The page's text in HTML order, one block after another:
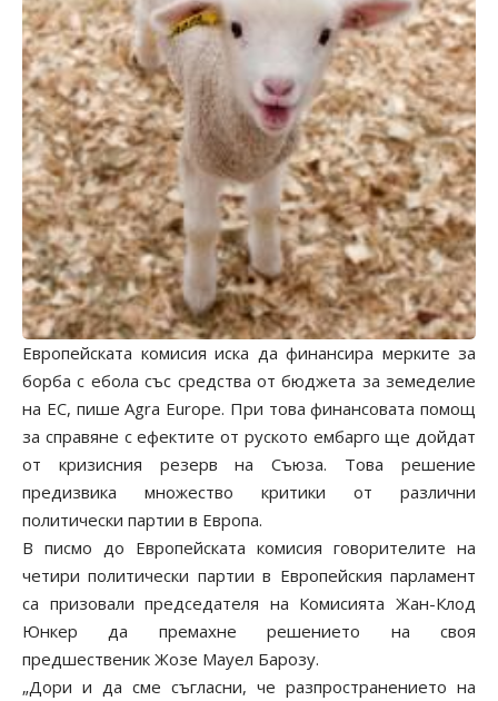
Европейската комисия иска да финансира мерките за
борба с ебола със средства от бюджета за земеделие
на ЕС, пише Agra Europe. При това финансовата помощ
за справяне с ефектите от руското ембарго ще дойдат
от кризисния резерв на Съюза. Това решение
предизвика множество критики от различни
политически партии в Европа.
В писмо до Европейската комисия говорителите на
четири политически партии в Европейския парламент
са призовали председателя на Комисията Жан-Клод
Юнкер да премахне решението на своя
предшественик Жозе Мауел Барозу.
„Дори и да сме съгласни, че разпространението на